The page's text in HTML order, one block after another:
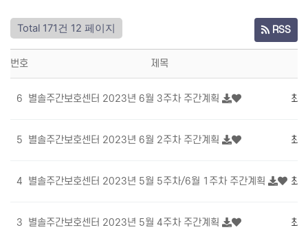
Total 171건 12 페이지 RSS
번호 제목
6 별솔주간보호센터 2023년 6월 3주차 주간계획 최
5 별솔주간보호센터 2023년 6월 2주차 주간계획 최
4 별솔주간보호센터 2023년 5월 5주차/6월 1주차 주간계획 최
3 별솔주간보호센터 2023년 5월 4주차 주간계획 최